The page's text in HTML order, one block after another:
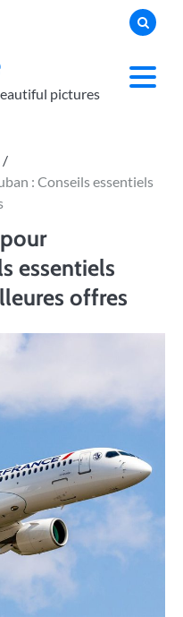
pictures
: Conseils essentiels
essentiels
offres